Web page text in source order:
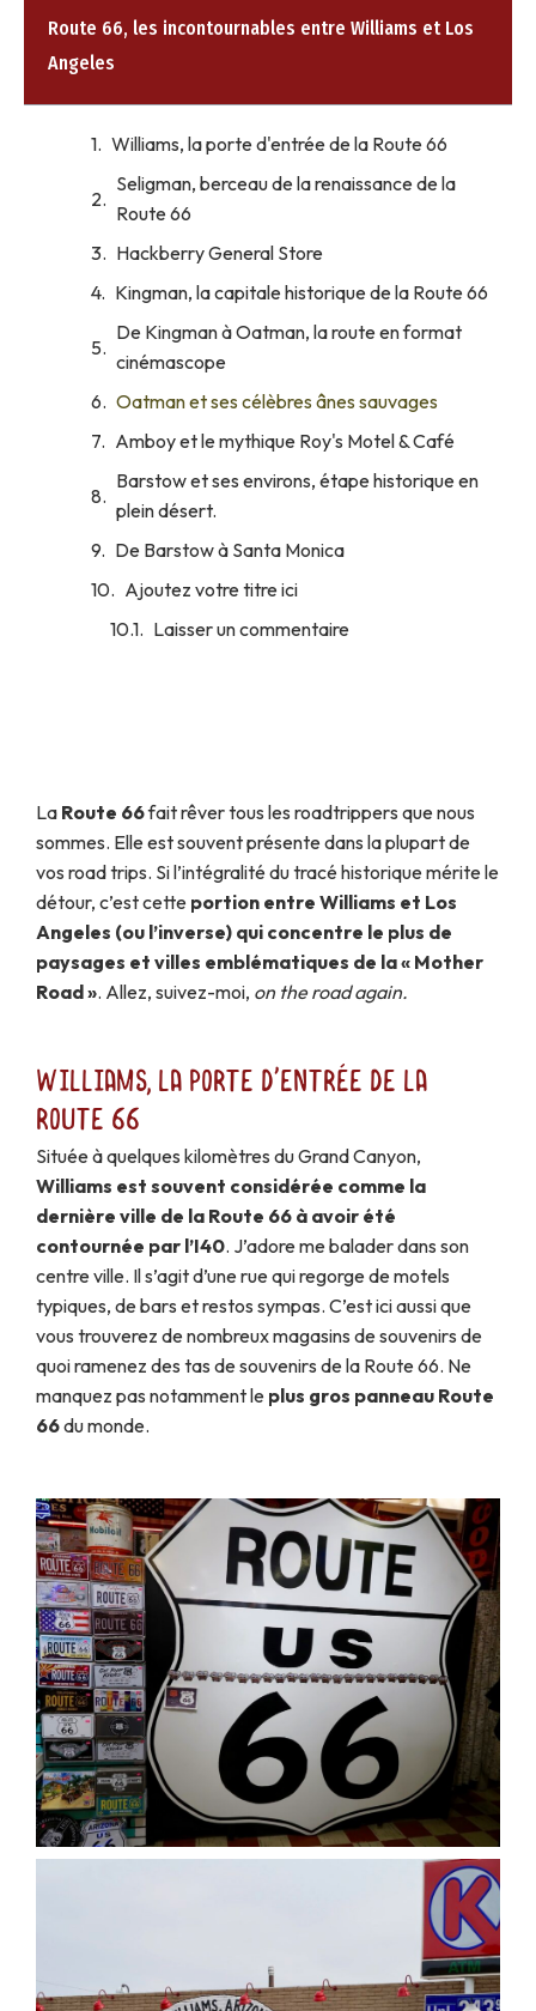
Route 66, les incontournables entre Williams et Los
Angeles
Williams, la porte d'entrée de la Route 66
Seligman, berceau de la renaissance de la
Route 66
Hackberry General Store
Kingman, la capitale historique de la Route 66
De Kingman à Oatman, la route en format
cinémascope
Oatman et ses célèbres ânes sauvages
Amboy et le mythique Roy's Motel & Café
Barstow et ses environs, étape historique en
plein désert.
De Barstow à Santa Monica
Ajoutez votre titre ici
Laisser un commentaire
La Route 66fait rêver tous les roadtrippers que nous
sommes. Elle est souvent présente dans la plupart de
vos road trips. Si l’intégralité du tracé historique mérite le
détour, c’est cette portion entre Williams et Los
Angeles (ou l’inverse) qui concentre le plus de
paysages et villes emblématiques de la « Mother
Road ». Allez, suivez-moi, on the road again.
Williams, la porte d'entrée de la
Route 66
Située à quelques kilomètres du Grand Canyon,
Williams est souvent considérée comme la
dernière ville de la Route 66 à avoir été
contournée par l’I40. J’adore me balader dans son
centre ville. Il s’agit d’une rue qui regorge de motels
typiques, de bars et restos sympas. C’est ici aussi que
vous trouverez de nombreux magasins de souvenirs de
quoi ramenez des tas de souvenirs de la Route 66. Ne
manquez pas notamment le plus gros panneau Route
66du monde.